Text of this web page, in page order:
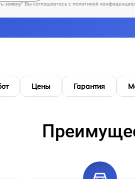
заявку" Вы соглашаетесь c политикой
Цены Гарантия